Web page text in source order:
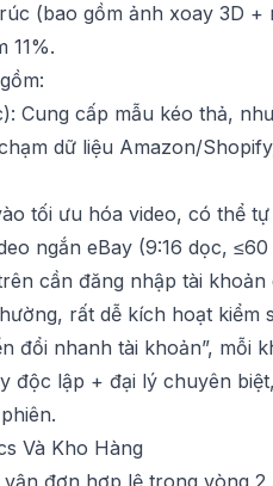
(bao gồm ảnh xoay 3D
11%.
Cung cấp mẫu kéo thả,
dữ liệu Amazon/
tối ưu hóa video, có thể
ngắn eBay (9:16 dọc,
cần đăng nhập tài
rất dễ kích hoạt kiểm
đổi nhanh tài khoản”, mỗi
độc lập + đại lý chuyên
Và Kho Hàng
đơn hợp lệ trong vòng